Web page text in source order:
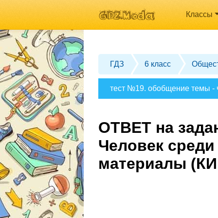
Классы
ГДЗ 6 класс
тест №19. обобщение темы -
ОТВЕТ на
Человек
материалы